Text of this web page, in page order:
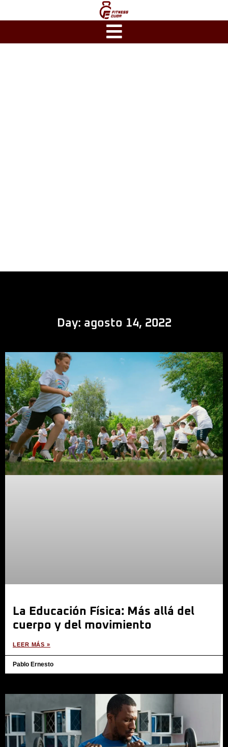
Day: agosto 14, 2022
La Educación Física: Más allá del
cuerpo y del movimiento
LEER MÁS »
Pablo Ernesto